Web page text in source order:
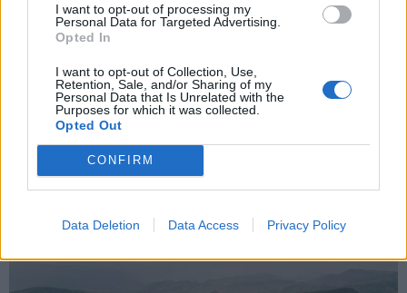
I want to opt-out of processing my
Personal Data for Targeted Advertising.
Opted In
I want to opt-out of Collection, Use,
Retention, Sale, and/or Sharing of my
Personal Data that Is Unrelated with the
Purposes for which it was collected.
Opted Out
CONFIRM
Data Deletion Data Access Privacy Policy
GAZZADA SCHIANNO
“In_audita Musica”, Gazzada Schianno
alla scoperta delle grandi donne e
musiciste della storia